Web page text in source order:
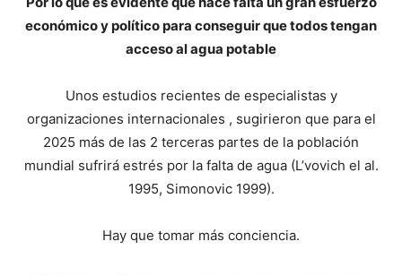
económico y político para conseguir que todos tengan
acceso al agua potable
Unos estudios recientes de especialistas y
organizaciones internacionales , sugirieron que para el
2025 más de las 2 terceras partes de la población
mundial sufrirá estrés por la falta de agua (L’vovich el al.
1995, Simonovic 1999).
Hay que tomar más conciencia.